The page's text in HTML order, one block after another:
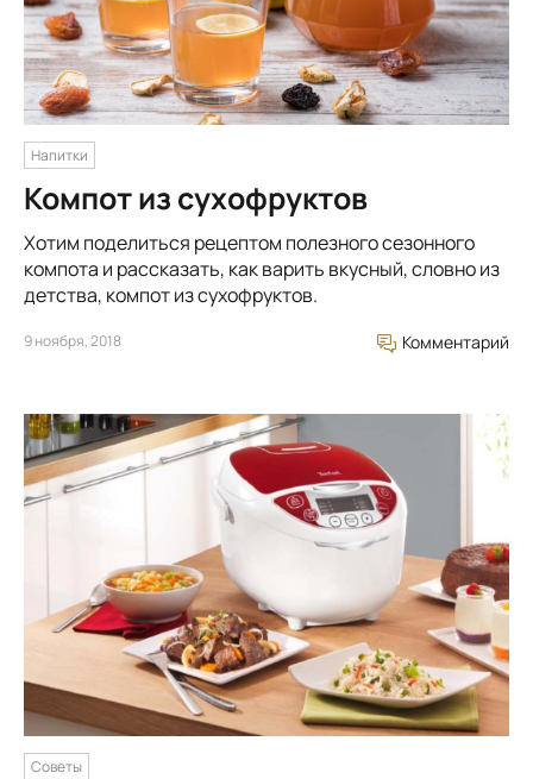
Напитки
Компот из сухофруктов
Хотим поделиться рецептом полезного сезонного
компота и рассказать, как варить вкусный, словно из
детства, компот из сухофруктов.
9 ноября, 2018 Комментарий
Советы